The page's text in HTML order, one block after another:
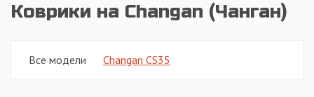
Коврики на Changan (Чанган)
Все модели Changan CS35